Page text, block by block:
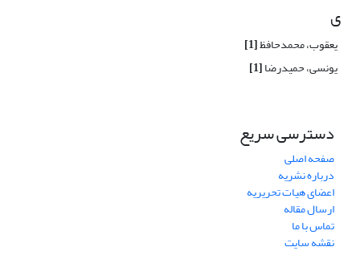
ی
یعقوب، محمدحافظ[1]
یونسی، حمیدرضا[1]
دسترسی سریع
صفحه اصلی
درباره نشریه
اعضای هیات تحریریه
ارسال مقاله
تماس با ما
نقشه سایت